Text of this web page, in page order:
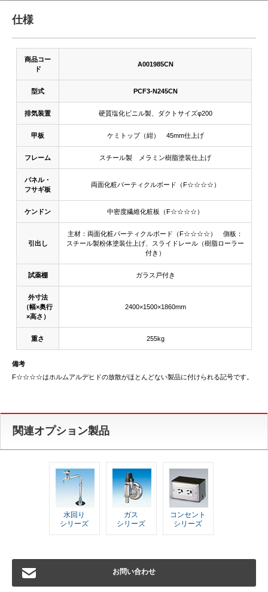
仕様
商品コー
ド
A001985CN
型式 PCF3-N245CN
排気装置 硬質塩化ビニル製、ダクトサイズφ200
甲板 ケミトップ（紺） 45mm仕上げ
フレーム スチール製 メラミン樹脂塗装仕上げ
パネル・
フサギ板
両面化粧パーティクルボード（F☆☆☆☆）
ケンドン 中密度繊維化粧板（F☆☆☆☆）
引出し
主材：両面化粧パーティクルボード（F☆☆☆☆） 側板：
スチール製粉体塗装仕上げ、スライドレール（樹脂ローラー
付き）
試薬棚 ガラス戸付き
外寸法
（幅×奥行
×高さ）
2400×1500×1860mm
重さ 255kg
備考
F☆☆☆☆はホルムアルデヒドの放散がほとんどない製品に付けられる記号です。
関連オプション製品
水回り
シリーズ
ガス
シリーズ
コンセント
シリーズ
お問い合わせ